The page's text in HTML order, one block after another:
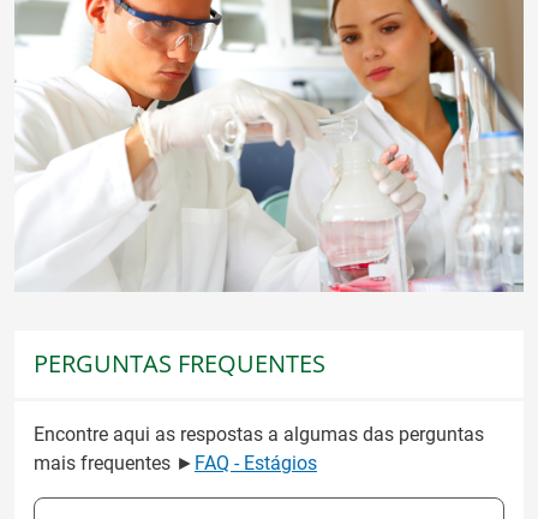
PERGUNTAS FREQUENTES
Encontre aqui as respostas a algumas das perguntas
mais frequentes ► FAQ - Estágios